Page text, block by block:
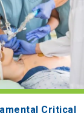
Critical